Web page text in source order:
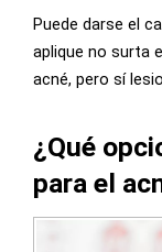
Puede darse el
aplique no surta
acné, pero sí
¿Qué
para el